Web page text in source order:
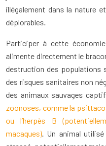
illégalement dans la nature
déplorables.
Participer à cette
alimente directement le
destruction des populations
des risques sanitaires non
des animaux sauvages
zoonoses, comme la
ou l’herpès B
macaques). Un animal